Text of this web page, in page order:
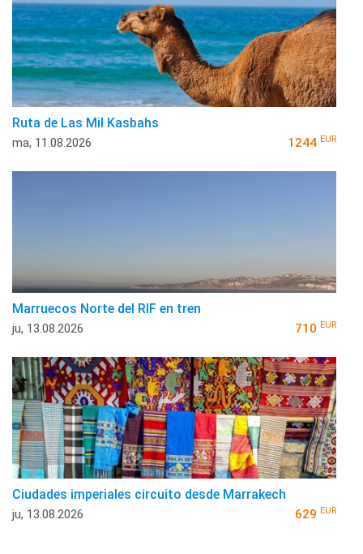
Ruta de Las Mil Kasbahs
ma, 11.08.2026 1244 EUR
Marruecos Norte del RIF en tren
ju, 13.08.2026 710 EUR
Ciudades imperiales circuito desde Marrakech
ju, 13.08.2026 629 EUR